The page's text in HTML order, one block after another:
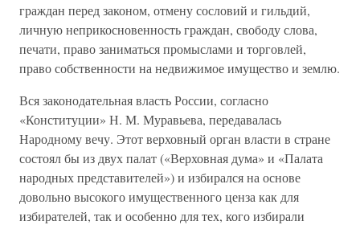
граждан перед законом, отмену сословий и гильдий,
личную неприкосновенность граждан, свободу слова,
печати, право заниматься промыслами и торговлей,
право собственности на недвижимое имущество и землю.
Вся законодательная власть России, согласно
«Конституции» Н. М. Муравьева, передавалась
Народному вечу. Этот верховный орган власти в стране
состоял бы из двух палат («Верховная дума» и «Палата
народных представителей») и избирался на основе
довольно высокого имущественного ценза как для
избирателей, так и особенно для тех, кого избирали